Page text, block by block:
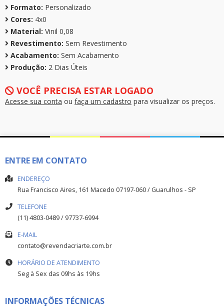
Formato: Personalizado
Cores: 4x0
Material: Vinil 0,08
Revestimento: Sem Revestimento
Acabamento: Sem Acabamento
Produção: 2 Dias Úteis
VOCÊ PRECISA ESTAR LOGADO
Acesse sua conta ou faça um cadastro para visualizar os preços.
ENTRE EM CONTATO
ENDEREÇO
Rua Francisco Aires, 161 Macedo 07197-060/ Guarulhos - SP
TELEFONE
(11) 4803-0489 / 97737-6994
E-MAIL
contato@revendacriarte.com.br
HORÁRIO DE ATENDIMENTO
Seg à Sex das 09hs às 19hs
INFORMAÇÕES TÉCNICAS